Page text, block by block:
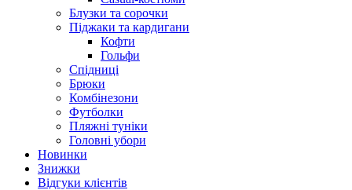
Блузки та сорочки
Піджаки та кардигани
Кофти
Гольфи
Спідниці
Брюки
Комбінезони
Футболки
Пляжні туніки
Головні убори
Новинки
Знижки
Відгуки клієнтів